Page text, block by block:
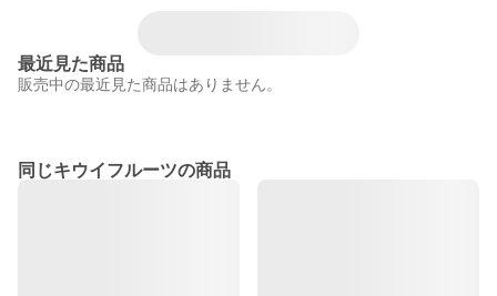
最近見た商品
販売中の最近見た商品はありません。
同じキウイフルーツの商品